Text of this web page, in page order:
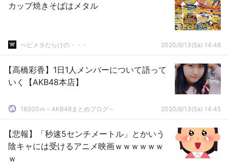
カップ焼きそばはメタル
べビメタだらけの・・・ 2020/6/13(Sa) 14:48
【高橋彩香】1日1人メンバーについて語って
いく【AKB48本店】
18300ｍ～AKB48まとめブログ～ 2020/6/13(Sa) 14:45
【悲報】「秒速5センチメートル」とかいう
陰キャには受けるアニメ映画ｗｗｗｗｗｗ
ｗ